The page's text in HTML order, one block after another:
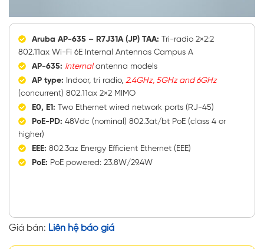
Aruba AP-635 – R7J31A (JP) TAA: Tri-radio 2×2:2
802.11ax Wi-Fi 6E Internal Antennas Campus A
AP-635: Internalantenna models
AP type: Indoor, tri radio, 2.4GHz, 5GHz and 6GHz
(concurrent) 802.11ax 2×2 MIMO
E0, E1: Two Ethernet wired network ports (RJ-45)
PoE-PD: 48Vdc (nominal) 802.3at/bt PoE (class 4 or
higher)
EEE: 802.3az Energy Efficient Ethernet (EEE)
PoE: PoE powered: 23.8W/29.4W
Giá bán: Liên hệ báo giá